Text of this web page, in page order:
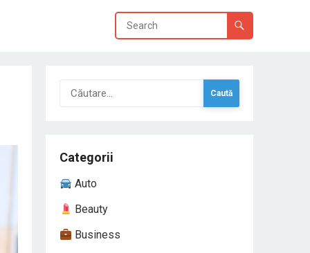
Caută
după:
Categorii
Auto
Beauty
Business